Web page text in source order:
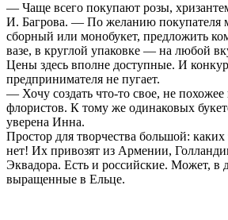
— Чаще всего покупают розы,
И. Багрова. — По желанию покупателя
сборный или монобукет, предложить
вазе, в круглой упаковке — на любой
Цены здесь вполне доступные. И
предпринимателя не пугает.
— Хочу создать что-то свое, не
флористов. К тому же одинаковых
уверена Инна.
Простор для творчества большой: каких
нет! Их привозят из Армении,
Эквадора. Есть и российские. Может, в
выращенные в Ельце.